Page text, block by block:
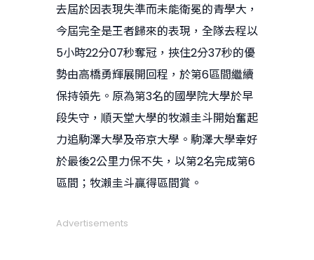
去屆於因表現失準而未能衛冕的青學大，
今屆完全是王者歸來的表現，全隊去程以
5小時22分07秒奪冠，挾住2分37秒的優
勢由高橋勇輝展開回程，於第6區間繼續
保持領先。原為第3名的國學院大學於早
段失守，順天堂大學的牧瀨圭斗開始奮起
力追駒澤大學及帝京大學。駒澤大學幸好
於最後2公里力保不失，以第2名完成第6
區間；牧瀨圭斗贏得區間賞。
Advertisements